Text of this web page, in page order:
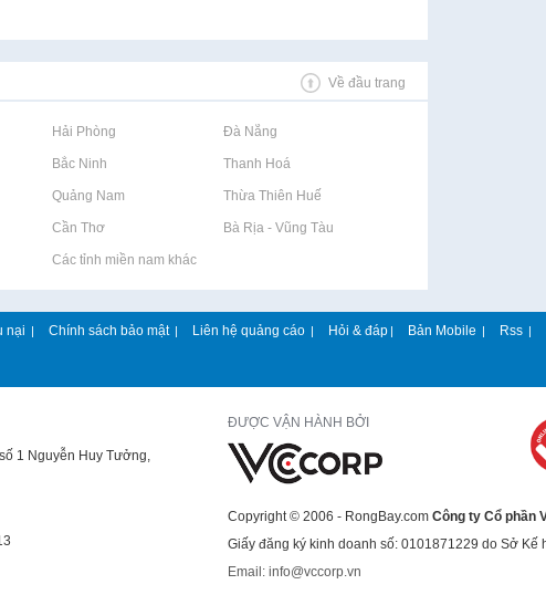
Về đầu trang
vặt tại Hải Phòng Rao vặt tại Đà Nẵng
vặt tại Bắc Ninh Rao vặt tại Thanh Hoá
vặt tại Quảng Nam Rao vặt tại Thừa Thiên Huế
vặt tại Cần Thơ Rao vặt tại Bà Rịa - Vũng Tàu
vặt tại Các tỉnh miền nam khác
nại | Chính sách bảo mật | Liên hệ quảng cáo | Hỏi & đáp | Bản Mobile | Rss |
1 Nguyễn Huy Tưởng,
ĐƯỢC VẬN HÀNH BỞI
Copyright © 2006 - RongBay.com Công ty Cổ phần
Giấy đăng ký kinh doanh số: 0101871229 do Sở
Email: info@vccorp.vn